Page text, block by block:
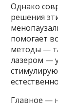
Однако
решения
помогает
методы —
лазером —
Главное —